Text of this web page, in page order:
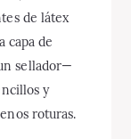
de látex
capa de
sellador—
y
roturas.